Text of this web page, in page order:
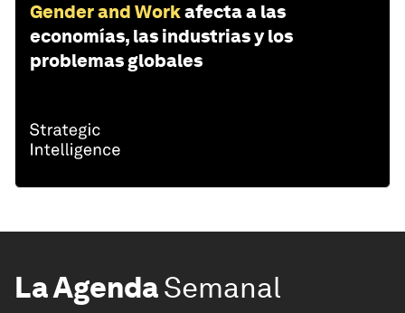
Gender and Workafecta a las
economías, las industrias y los
problemas globales
La AgendaSemanal